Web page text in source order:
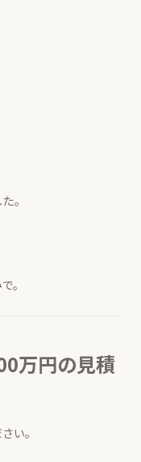
。
。
万円の見積
い。